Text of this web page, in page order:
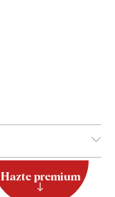
Hazte premium